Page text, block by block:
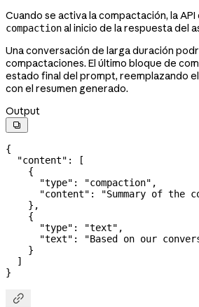
Cuando se activa la compactación, la
compactional inicio de la respuesta del
Una conversación de larga duración
compactaciones. El último bloque de
estado final del prompt, reemplazando
con el resumen generado.
Output

{
  "content"
: [
    {
      "type"
: "compaction" ,
      "content"
:
"Summary of the
    },
    {
      "type"
: "text" ,
      "text"
:
"Based on our
    }
  ]
}
